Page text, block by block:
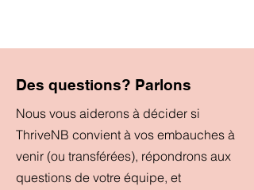
Des questions? Parlons
Nous vous aiderons à décider si
ThriveNB convient à vos embauches à
venir (ou transférées), répondrons aux
questions de votre équipe, et